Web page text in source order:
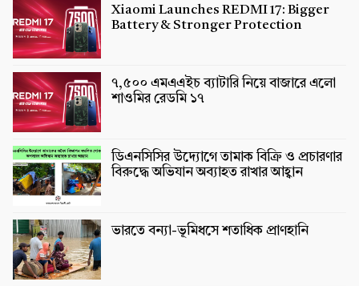
Xiaomi Launches REDMI 17: Bigger
Battery & Stronger Protection
৭,৫০০ এমএএইচ ব্যাটারি নিয়ে বাজারে এলো
শাওমির রেডমি ১৭
ডিএনসিসির উদ্যোগে তামাক বিক্রি ও প্রচারণার
বিরুদ্ধে অভিযান অব্যাহত রাখার আহ্বান
ভারতে বন্যা-ভূমিধসে শতাধিক প্রাণহানি